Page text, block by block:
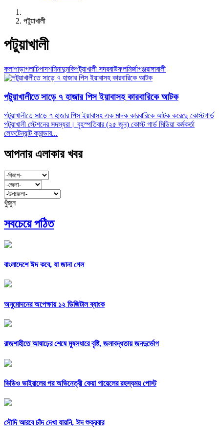
পটুয়াখালী
পটুয়াখালী
কলাপাড়াগলাচিপাদশমিনাদুমকিপটুয়াখালী সদরবাউফলমির্জাগঞ্জরাঙ্গাবালী
পটুয়াখালীতে সাড়ে ৭ হাজার পিস ইয়াবাসহ কারবারিকে আটক
পটুয়াখালীতে সাড়ে ৭ হাজার পিস ইয়াবাসহ এক মাদক কারবারিকে আটক করেছে কোস্টগার্ড
পটুয়াখালী স্টেশনের সদস্যরা। বৃহস্পতিবার (২৫ জুন) কোস্ট গার্ড মিডিয়া কর্মকর্তা
লেফটেন্যান্ট কমান্ডার...
আপনার এলাকার খবর
খুঁজুন
সবচেয়ে পঠিত
বাংলাদেশে ঈদ কবে, যা জানা গেল
অনুমোদনের অপেক্ষায় ১২ ডিজিটাল ব্যাংক
রাজশাহীতে আষাঢ়ের শেষে মুষলধারে বৃষ্টি, জলাবদ্ধতায় জনদুর্ভোগ
ভিডিও ভাইরালের পর অভিনেত্রী কেয়া পায়েলের রহস্যময় পোস্ট
সৌদি আরবে চাঁদ দেখা যায়নি, ঈদ শুক্রবার